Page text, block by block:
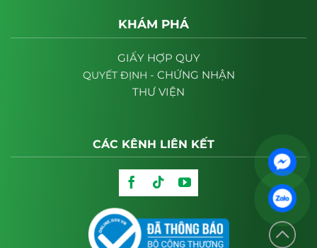
KHÁM PHÁ
GIẤY HỢP QUY
QUYẾT ĐỊNH - CHỨNG NHẬN
THƯ VIỆN
CÁC KÊNH LIÊN KẾT